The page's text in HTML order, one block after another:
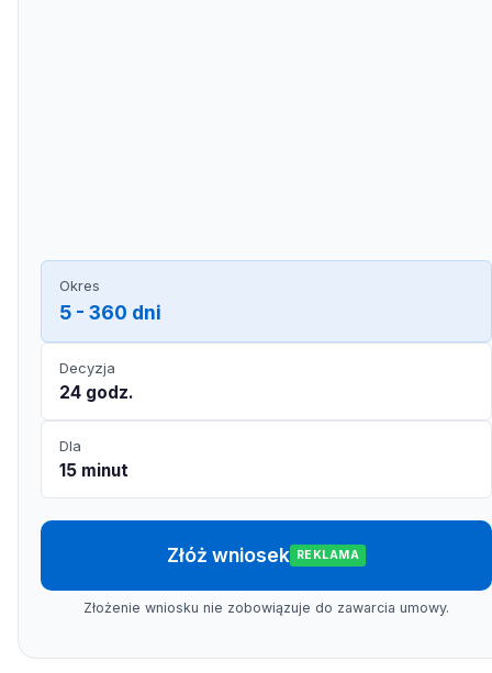
Okres
5 - 360 dni
Decyzja
24 godz.
Dla
15 minut
Złóż wniosek REKLAMA
Złożenie wniosku nie zobowiązuje do zawarcia umowy.